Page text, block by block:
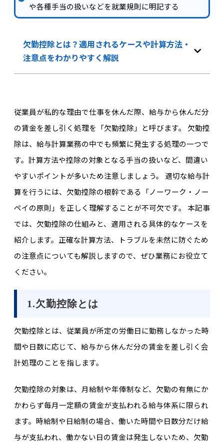
や各種手当の扱いなどを就業規則に明記する
欠勤控除とは？適用されるケースや計算方法・
注意点をわかりやすく解説
従業員が私的な理由で仕事を休んだ際、給与から休んだ分
の賃金を差し引く処理を「欠勤控除」と呼びます。 欠勤控
除は、給与計算業務の中でも頻繁に発生する処理の一つで
す。計算方法や控除の対象となる手当の扱いなど、間違い
やすいポイントが多いため注意しましょう。 適切な給与計
算を行うには、欠勤控除の根幹である「ノーワーク・ノー
ペイの原則」を正しく理解することが不可欠です。 本記事
では、欠勤控除の仕組みと、適用される具体的なケースを
紹介します。正確な計算方法、トラブルを未然に防ぐため
の注意点についても解説しますので、ぜひ業務にお役立て
ください。
1.欠勤控除とは
欠勤控除とは、従業員が所定の労働日に勤務しなかった時
間や日数に応じて、給与から休んだ分の賃金を差し引く会
計処理のことを指します。
欠勤控除の対象は、月給制や年俸制など、欠勤の有無にか
かわらず毎月一定額の賃金が支払われる給与体系に限られ
ます。時給制や日給制の場合、働いた時間や日数分だけ給
与が支払われ、働かない日の賃金は発生しないため、欠勤